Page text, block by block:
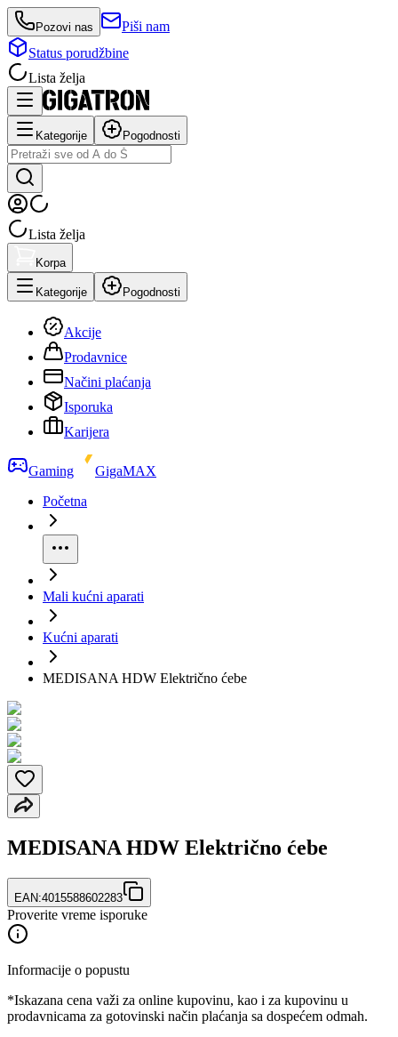
Pozovi nas
Piši nam
Status porudžbine
Lista želja
Kategorije Pogodnosti
Lista želja
Korpa
Kategorije Pogodnosti
Akcije
Prodavnice
Načini plaćanja
Isporuka
Karijera
Gaming
GigaMAX
Početna
Mali kućni aparati
Kućni aparati
MEDISANA HDW Električno ćebe
MEDISANA HDW Električno ćebe
EAN:4015588602283
Proverite vreme isporuke
Informacije o popustu
*Iskazana cena važi za online kupovinu, kao i za kupovinu u
prodavnicama za gotovinski način plaćanja sa dospećem odmah.